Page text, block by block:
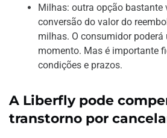
Milhas: outra opção bastante
conversão do valor do
milhas. O consumidor
momento. Mas é importante
condições e prazos.
A Liberfly pode
transtorno por